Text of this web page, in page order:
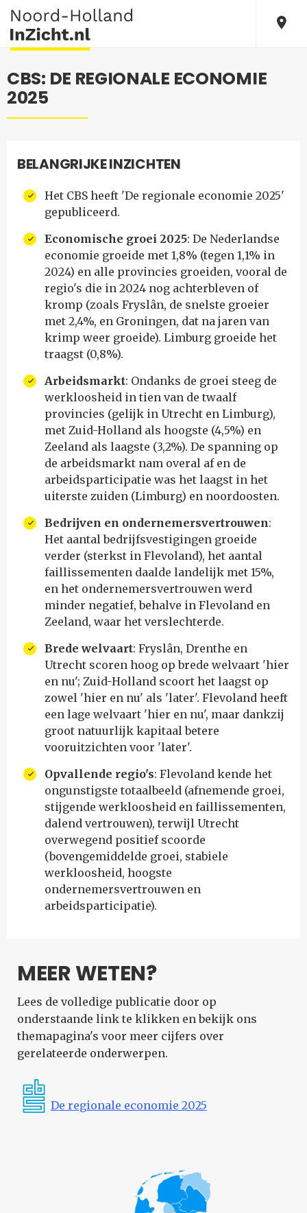
CBS: DE REGIONALE ECONOMIE
2025
BELANGRIJKE INZICHTEN
Het CBS heeft 'De regionale economie 2025'
gepubliceerd.
Economische groei 2025: De Nederlandse
economie groeide met 1,8% (tegen 1,1% in
2024) en alle provincies groeiden, vooral de
regio's die in 2024 nog achterbleven of
kromp (zoals Fryslân, de snelste groeier
met 2,4%, en Groningen, dat na jaren van
krimp weer groeide). Limburg groeide het
traagst (0,8%).
Arbeidsmarkt: Ondanks de groei steeg de
werkloosheid in tien van de twaalf
provincies (gelijk in Utrecht en Limburg),
met Zuid-Holland als hoogste (4,5%) en
Zeeland als laagste (3,2%). De spanning op
de arbeidsmarkt nam overal af en de
arbeidsparticipatie was het laagst in het
uiterste zuiden (Limburg) en noordoosten.
Bedrijven en ondernemersvertrouwen:
Het aantal bedrijfsvestigingen groeide
verder (sterkst in Flevoland), het aantal
faillissementen daalde landelijk met 15%,
en het ondernemersvertrouwen werd
minder negatief, behalve in Flevoland en
Zeeland, waar het verslechterde.
Brede welvaart: Fryslân, Drenthe en
Utrecht scoren hoog op brede welvaart 'hier
en nu'; Zuid-Holland scoort het laagst op
zowel 'hier en nu' als 'later'. Flevoland heeft
een lage welvaart 'hier en nu', maar dankzij
groot natuurlijk kapitaal betere
vooruitzichten voor 'later'.
Opvallende regio's: Flevoland kende het
ongunstigste totaalbeeld (afnemende groei,
stijgende werkloosheid en faillissementen,
dalend vertrouwen), terwijl Utrecht
overwegend positief scoorde
(bovengemiddelde groei, stabiele
werkloosheid, hoogste
ondernemersvertrouwen en
arbeidsparticipatie).
MEER WETEN?
Lees de volledige publicatie door op
onderstaande link te klikken en bekijk ons
themapagina's voor meer cijfers over
gerelateerde onderwerpen.
De regionale economie 2025